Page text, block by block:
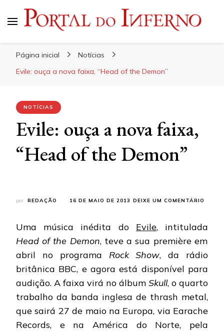
Página inicial
Notícias
Evile: ouça a nova faixa, “Head of the Demon”
NOTÍCIAS
Evile: ouça a nova faixa,
“Head of the Demon”
por REDAÇÃO 16 DE MAIO DE 2013 DEIXE UM COMENTÁRIO
A
FAIXA,
“HEAD
THE
Uma música inédita do Evile, intitulada
Head of the Demon, teve a sua première em
abril no programa Rock Show, da rádio
britânica BBC, e agora está disponível para
audição. A faixa virá no álbum Skull, o quarto
trabalho da banda inglesa de thrash metal,
que sairá 27 de maio na Europa, via Earache
Records, e na América do Norte, pela